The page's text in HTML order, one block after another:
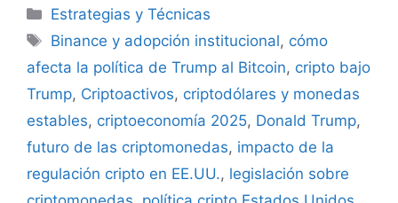
Categorías
Estrategias y Técnicas
Etiquetas
Binance y adopción institucional, cómo
afecta la política de Trump al Bitcoin, cripto bajo
Trump, Criptoactivos, criptodólares y monedas
estables, criptoeconomía 2025, Donald Trump,
futuro de las criptomonedas, impacto de la
regulación cripto en EE.UU., legislación sobre